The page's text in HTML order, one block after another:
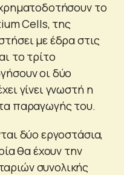
το
Cells, της
με έδρα στις
το τρίτο
οι δύο
γίνει γνωστή η
παραγωγής του.
δύο εργοστάσια,
θα έχουν την
συνολικής